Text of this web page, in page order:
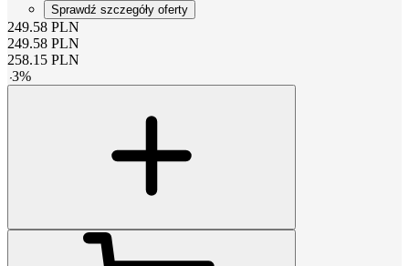
Sprawdź szczegóły oferty
249.58 PLN
249.58 PLN
258.15 PLN
-3%